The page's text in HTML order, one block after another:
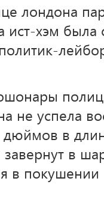
лондона
ист-хэм
не успела
дюймов в
в
в покушении